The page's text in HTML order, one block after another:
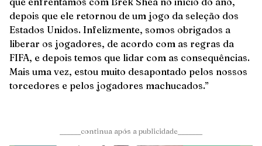
depois que ele retornou de um jogo da seleção dos
Estados Unidos. Infelizmente, somos obrigados a
liberar os jogadores, de acordo com as regras da
FIFA, e depois temos que lidar com as consequências.
Mais uma vez, estou muito desapontado pelos nossos
torcedores e pelos jogadores machucados.”
______continua após a publicidade_______